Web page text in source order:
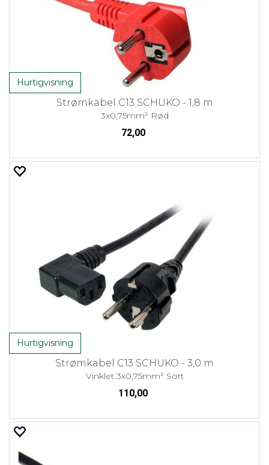
Hurtigvisning
Strømkabel C13 SCHUKO - 1,8 m
3x0,75mm² Rød
72,00
Hurtigvisning
Strømkabel C13 SCHUKO - 3,0 m
Vinklet 3x0,75mm² Sort
110,00